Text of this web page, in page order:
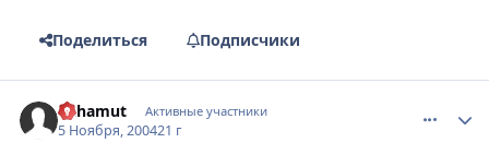
Поделиться Подписчики
Bahamut Активные участники
5 Ноября, 200421 г